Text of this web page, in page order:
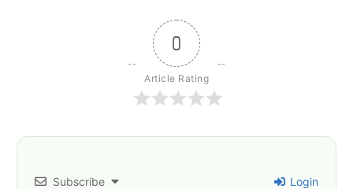
0
Article Rating
Subscribe Login